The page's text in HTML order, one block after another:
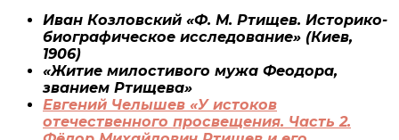
Иван Козловский «Ф. М. Ртищев. Историко-
биографическое исследование» (Киев,
1906)
«Житие милостивого мужа Феодора,
званием Ртищева»
Евгений Челышев «У истоков
отечественного просвещения. Часть 2.